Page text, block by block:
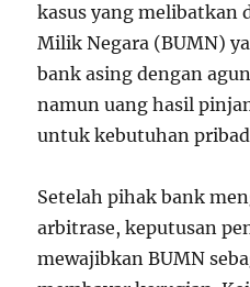
kasus yang melibatkan
Milik Negara (BUMN)
bank asing dengan
namun uang hasil
untuk kebutuhan
Setelah pihak bank
arbitrase, keputusan
mewajibkan BUMN